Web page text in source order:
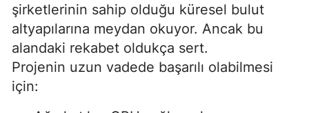
şirketlerinin sahip olduğu küresel bulut
altyapılarına meydan okuyor. Ancak bu
alandaki rekabet oldukça sert.
Projenin uzun vadede başarılı olabilmesi
için: